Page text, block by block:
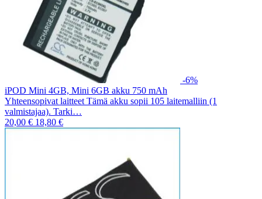
-6%
iPOD Mini 4GB, Mini 6GB akku 750 mAh
Yhteensopivat laitteet Tämä akku sopii 105 laitemalliin (1
valmistajaa). Tarki…
20,00 € 18,80 €